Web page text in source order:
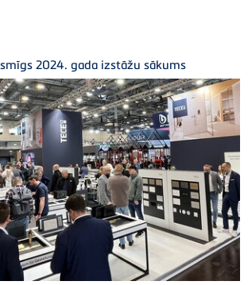
2024. gada izstāžu sākums